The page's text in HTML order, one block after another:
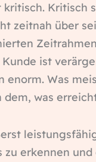
Kritisch
zeitnah über
ist
Was
was
erkennen